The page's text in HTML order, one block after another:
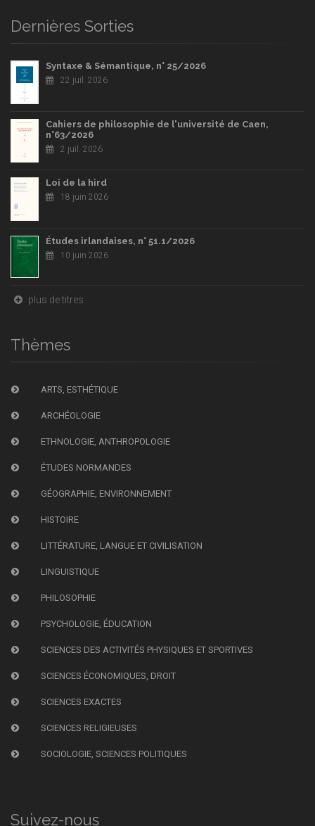
Dernières Sorties
Syntaxe & Sémantique, n° 25/2026
22 juil. 2026
Cahiers de philosophie de l'université de Caen,
n°63/2026
2 juil. 2026
Loi de la hird
18 juin 2026
Études irlandaises, n° 51.1/2026
10 juin 2026
plus de titres
Thèmes
ARTS, ESTHÉTIQUE
ARCHÉOLOGIE
ETHNOLOGIE, ANTHROPOLOGIE
ÉTUDES NORMANDES
GÉOGRAPHIE, ENVIRONNEMENT
HISTOIRE
LITTÉRATURE, LANGUE ET CIVILISATION
LINGUISTIQUE
PHILOSOPHIE
PSYCHOLOGIE, ÉDUCATION
SCIENCES DES ACTIVITÉS PHYSIQUES ET SPORTIVES
SCIENCES ÉCONOMIQUES, DROIT
SCIENCES EXACTES
SCIENCES RELIGIEUSES
SOCIOLOGIE, SCIENCES POLITIQUES
Suivez-nous